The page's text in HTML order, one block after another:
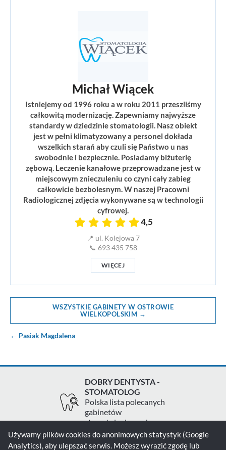
Michał Wiącek
Istniejemy od 1996 roku a w roku 2011 przeszliśmy
całkowitą modernizację. Zapewniamy najwyższe
standardy w dziedzinie stomatologii. Nasz obiekt
jest w pełni klimatyzowany a personel dokłada
wszelkich starań aby czuli się Państwo u nas
swobodnie i bezpiecznie. Posiadamy biżuterię
zębową. Leczenie kanałowe przeprowadzane jest w
miejscowym znieczuleniu co czyni cały zabieg
całkowicie bezbolesnym. W naszej Pracowni
Radiologicznej zdjęcia wykonywane są w technologii
cyfrowej.
4,5
📍 ul. Kolejowa 7
📞 693 435 758
WIĘCEJ
WSZYSTKIE GABINETY W OSTROWIE
WIELKOPOLSKIM →
← Pasiak Magdalena
DOBRY DENTYSTA -
STOMATOLOG
Polska lista polecanych
gabinetów
stomatologicznych
Używamy plików cookies do anonimowych statystyk (Google
Analytics), aby ulepszać serwis. Możesz wyrazić zgodę lub